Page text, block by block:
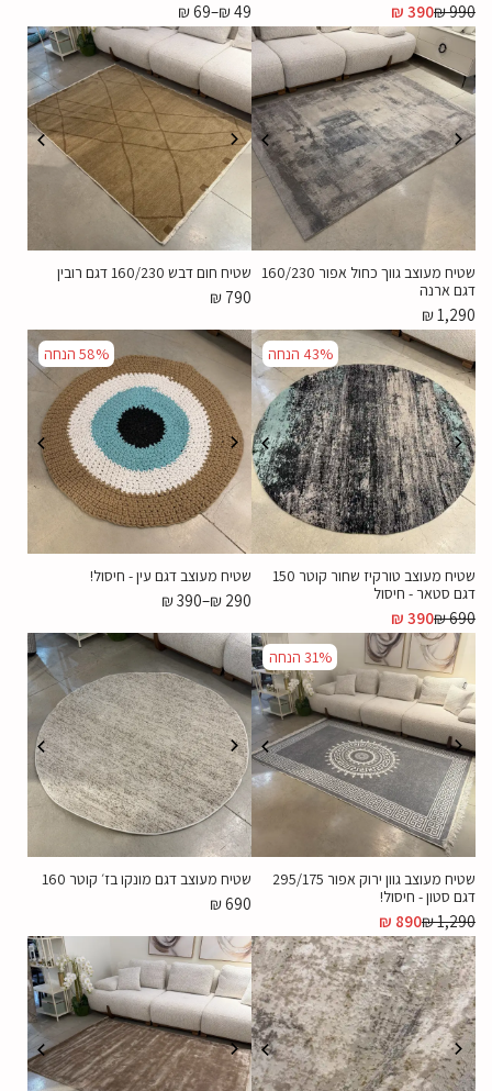
₪990
₪ 390
₪49
–
₪69
שטיח מעוצב גווך כחול אפור 160/230
דגם ארנה
₪1,290
שטיח חום דבש 160/230 דגם רובין
₪ 790
43% הנחה
שטיח מעוצב טורקיז שחור קוטר 150
דגם סטאר - חיסול
₪690
₪ 390
58% הנחה
שטיח מעוצב דגם עין - חיסול!
₪ 290
–
₪390
31% הנחה
שטיח מעוצב גוון ירוק אפור 295/175
דגם סטון - חיסול!
₪1,290
₪ 890
שטיח מעוצב דגם מונקו בז׳ קוטר 160
₪690